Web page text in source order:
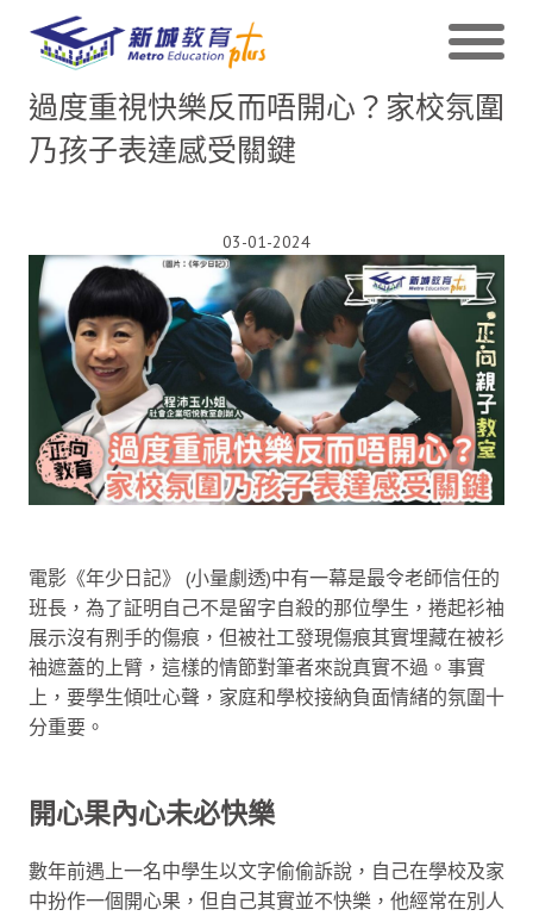
過度重視快樂反而唔開心？家校氛圍
乃孩子表達感受關鍵
03-01-2024
電影《年少日記》 (小量劇透)中有一幕是最令老師信任的
班長，為了証明自己不是留字自殺的那位學生，捲起衫袖
展示沒有𠝹手的傷痕，但被社工發現傷痕其實埋藏在被衫
袖遮蓋的上臂，這樣的情節對筆者來說真實不過。事實
上，要學生傾吐心聲，家庭和學校接納負面情緒的氛圍十
分重要。
開心果內心未必快樂
數年前遇上一名中學生以文字偷偷訴說，自己在學校及家
中扮作一個開心果，但自己其實並不快樂，他經常在別人